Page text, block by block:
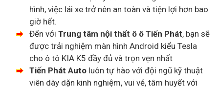
hình, việc lái xe trở nên an toàn và tiện lợi hơn bao
giờ hết.
Đến với Trung tâm nội thất ô ô Tiến Phát, bạn sẽ
được trải nghiệm màn hình Android kiểu Tesla
cho ô tô KIA K5 đầy đủ và trọn vẹn nhất
Tiến Phát Auto luôn tự hào với đội ngũ kỹ thuật
viên dày dặn kinh nghiệm, vui vẻ, tâm huyết với